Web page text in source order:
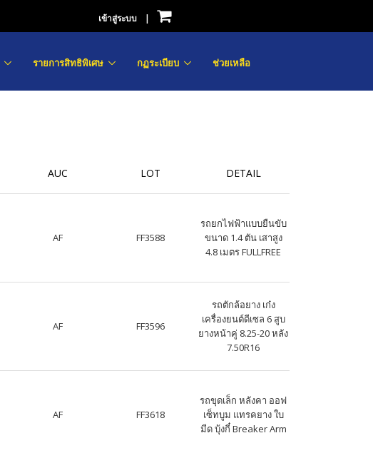
เข้าสู่ระบบ |
รายการสิทธิพิเศษ กฏระเบียบ ช่วยเหลือ
AUC LOT DETAIL
AF FF3588
รถยกไฟฟ้าแบบยืนขับ
ขนาด 1.4 ตัน เสาสูง
4.8 เมตร FULLFREE
AF FF3596
รถตักล้อยาง เก๋ง
เครื่องยนต์ดีเซล 6 สูบ
ยางหน้าคู่ 8.25-20 หลัง
7.50R16
AF FF3618
รถขุดเล็ก หลังคา ออฟ
เซ็ทบูม แทรคยาง ใบ
มีด บุ้งกี๋ Breaker Arm